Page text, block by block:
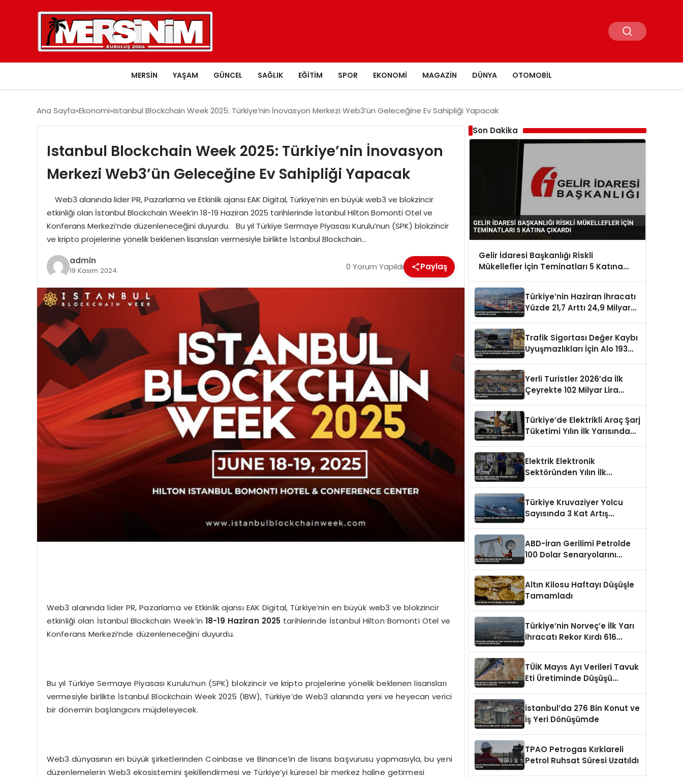
MERSIN YAŞAM GÜNCEL SAĞLIK EĞITIM SPOR EKONOMI MAGAZIN DÜNYA OTOMOBIL
Ana Sayfa Ekonomi Istanbul Blockchain Week 2025: Türkiye’nin İnovasyon Merkezi Web3’ün Geleceğine Ev Sahipliği Yapacak
Istanbul Blockchain Week 2025: Türkiye’nin İnovasyon
Merkezi Web3’ün Geleceğine Ev Sahipliği Yapacak
Web3 alanında lider PR, Pazarlama ve Etkinlik ajansı EAK Digital, Türkiye’nin en büyük web3 ve blokzincir
etkinliği olan İstanbul Blockchain Week’in 18-19 Haziran 2025 tarihlerinde İstanbul Hilton Bomonti Otel ve
Konferans Merkezi’nde düzenleneceğini duyurdu. Bu yıl Türkiye Sermaye Piyasası Kurulu’nun (SPK) blokzincir
ve kripto projelerine yönelik beklenen lisansları vermesiyle birlikte İstanbul Blockchain…
admin
19 Kasım 2024 0 Yorum Yapıldı Paylaş
Web3 alanında lider PR, Pazarlama ve Etkinlik ajansı EAK Digital, Türkiye’nin en büyük web3 ve blokzincir
etkinliği olan İstanbul Blockchain Week’in 18-19 Haziran 2025 tarihlerinde İstanbul Hilton Bomonti Otel ve
Konferans Merkezi’nde düzenleneceğini duyurdu.
Bu yıl Türkiye Sermaye Piyasası Kurulu’nun (SPK) blokzincir ve kripto projelerine yönelik beklenen lisansları
vermesiyle birlikte İstanbul Blockchain Week 2025 (IBW), Türkiye’de Web3 alanında yeni ve heyecan verici
bir dönemin başlangıcını müjdeleyecek.
Web3 dünyasının en büyük şirketlerinden Coinbase ve Binance’in de lisans başvurusu yapmasıyla, bu yeni
düzenlemelerin Web3 ekosistemini şekillendirmesi ve Türkiye’yi küresel bir merkez haline getirmesi
Son Dakika
Gelir İdaresi Başkanlığı Riskli
Mükellefler İçin Teminatları 5 Katına
Türkiye’nin Haziran İhracatı
Yüzde 21,7 Arttı 24,9 Milyar
Trafik Sigortası Değer Kaybı
Uyuşmazlıkları İçin Alo 193
Yerli Turistler 2026’da İlk
Çeyrekte 102 Milyar Lira
Türkiye’de Elektrikli Araç Şarj
Tüketimi Yılın İlk Yarısında
Elektrik Elektronik
Sektöründen Yılın İlk
Türkiye Kruvaziyer Yolcu
Sayısında 3 Kat Artış
ABD-İran Gerilimi Petrolde
100 Dolar Senaryolarını
Altın Kilosu Haftayı Düşüşle
Tamamladı
Türkiye’nin Norveç’e İlk Yarı
İhracatı Rekor Kırdı 616
TÜİK Mayıs Ayı Verileri Tavuk
Eti Üretiminde Düşüşü
İstanbul’da 276 Bin Konut ve
İş Yeri Dönüşümde
TPAO Petrogas Kırklareli
Petrol Ruhsat Süresi Uzatıldı